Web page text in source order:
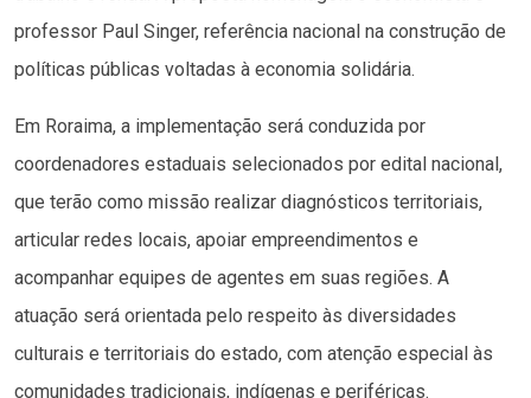
professor Paul Singer, referência nacional na construção de
políticas públicas voltadas à economia solidária.
Em Roraima, a implementação será conduzida por
coordenadores estaduais selecionados por edital nacional,
que terão como missão realizar diagnósticos territoriais,
articular redes locais, apoiar empreendimentos e
acompanhar equipes de agentes em suas regiões. A
atuação será orientada pelo respeito às diversidades
culturais e territoriais do estado, com atenção especial às
comunidades tradicionais, indígenas e periféricas.